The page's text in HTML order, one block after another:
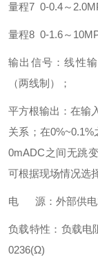
量程7 0-0.4～
量程8 0-1.6～
输出信号：线性
（两线制）；
平方根输出：在输
关系；在
0mADC之间无跳
可根据现场情况选
电 源：外部供电
负载特性：负载电
0236(Ω)